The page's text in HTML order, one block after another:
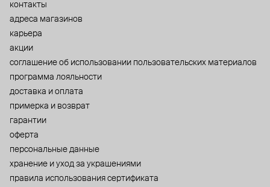
контакты
адреса магазинов
карьера
акции
cоглашение об использовании пользовательских материалов
программа лояльности
доставка и оплата
примерка и возврат
гарантии
оферта
персональные данные
хранение и уход за украшениями
правила использования сертификата